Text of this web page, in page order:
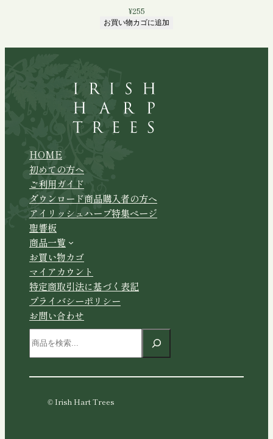
¥255
お買い物カゴに追加
HOME
初めての方へ
ご利用ガイド
ダウンロード商品購入者の方へ
アイリッシュハープ特集ページ
聖響板
商品一覧
お買い物カゴ
マイアカウント
特定商取引法に基づく表記
プライバシーポリシー
お問い合わせ
索
© Irish Hart Trees